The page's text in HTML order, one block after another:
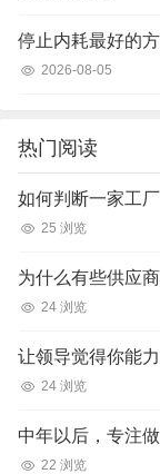
停止内耗最好的
2026-08-05
热门阅读
如何判断一家工
25 浏览
为什么有些供应
24 浏览
让领导觉得你能
24 浏览
中年以后，专注
22 浏览